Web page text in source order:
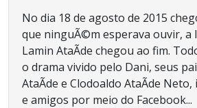
No dia 18 de agosto de 2015
que ninguÃ©m esperava ouvir, a
Lamin AtaÃ­de chegou ao fim.
o drama vivido pelo Dani, seus
AtaÃ­de e Clodoaldo AtaÃ­de
e amigos por meio do Facebook...